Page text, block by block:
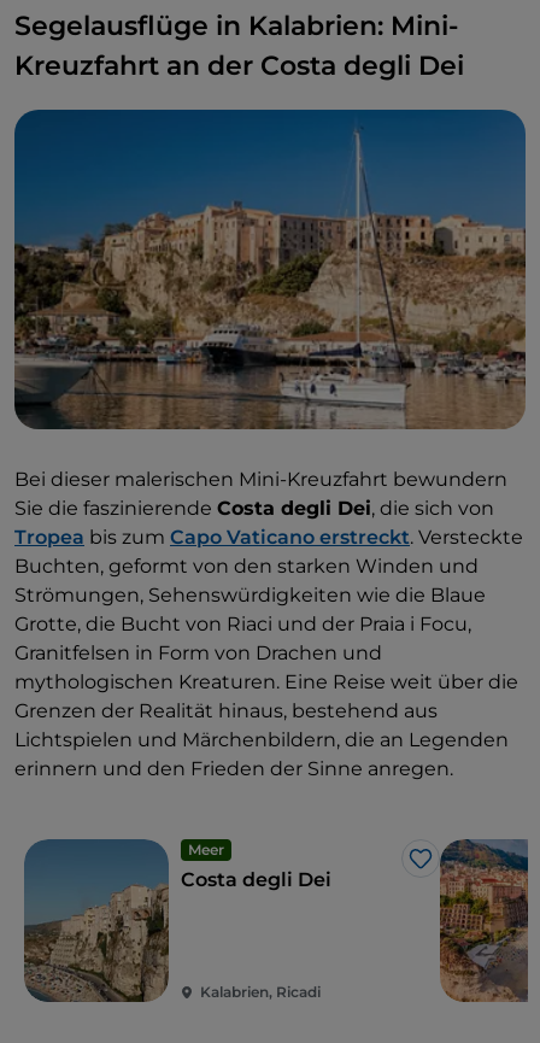
Segelausflüge in Kalabrien: Mini-
Kreuzfahrt an der Costa degli Dei
Bei dieser malerischen Mini-Kreuzfahrt bewundern
Sie die faszinierende Costa degli Dei, die sich von
Tropea bis zum Capo Vaticano erstreckt. Versteckte
Buchten, geformt von den starken Winden und
Strömungen, Sehenswürdigkeiten wie die Blaue
Grotte, die Bucht von Riaci und der Praia i Focu,
Granitfelsen in Form von Drachen und
mythologischen Kreaturen. Eine Reise weit über die
Grenzen der Realität hinaus, bestehend aus
Lichtspielen und Märchenbildern, die an Legenden
erinnern und den Frieden der Sinne anregen.
Meer
Like
Costa degli Dei
Kalabrien, Ricadi